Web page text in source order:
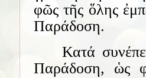
φῶς τῆς ὅλης
Παράδοση.
Κατά
Παράδοση, ὡς